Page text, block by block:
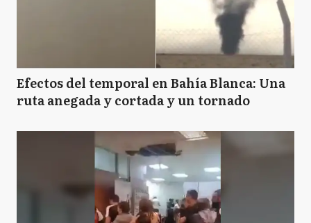
Efectos del temporal en Bahía Blanca: Una
ruta anegada y cortada y un tornado